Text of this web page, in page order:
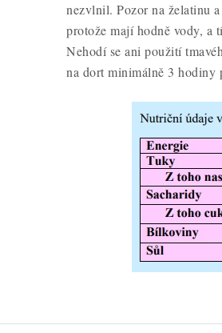
nezvlnil. Pozor na želatinu
protože mají hodně vody, a
Nehodí se ani použití
na dort minimálně 3 hodiny